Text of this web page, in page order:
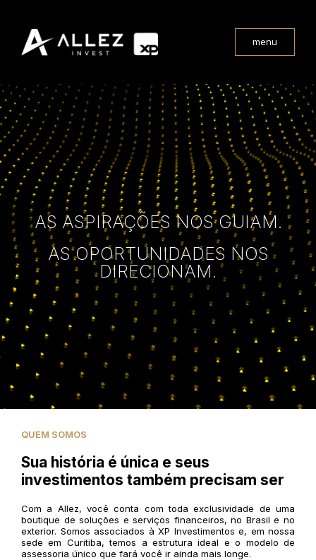
menu
AS ASPIRAÇÕES NOS GUIAM.
AS OPORTUNIDADES NOS
DIRECIONAM.
QUEM SOMOS
Sua história é única e seus
investimentos também precisam ser
Com a Allez, você conta com toda exclusividade de uma
boutique de soluções e serviços financeiros, no Brasil e no
exterior. Somos associados à XP Investimentos e, em nossa
sede em Curitiba, temos a estrutura ideal e o modelo de
assessoria único que fará você ir ainda mais longe.